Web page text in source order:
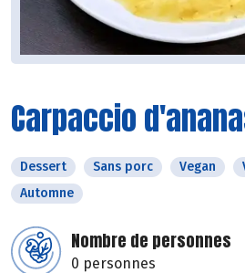
Carpaccio
Dessert Sans porc Vegan
Automne
Nombre de personnes
0 personnes